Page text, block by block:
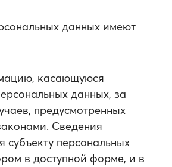
данных имеют
касающуюся
данных, за
предусмотренных
Сведения
субъекту персональных
в доступной форме, и в